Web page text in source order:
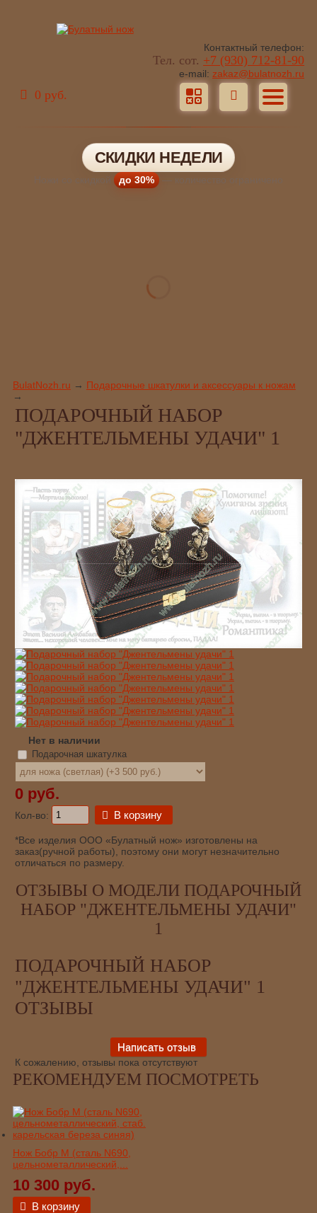
Контактный телефон:
Тел. сот. +7 (930) 712-81-90
e-mail: zakaz@bulatnozh.ru
0 руб.
СКИДКИ НЕДЕЛИ
Ножи со скидкой до 30% — количество ограничено
BulatNozh.ru → Подарочные шкатулки и аксессуары к ножам
→
ПОДАРОЧНЫЙ НАБОР
"ДЖЕНТЕЛЬМЕНЫ УДАЧИ" 1
Нет в наличии
Подарочная шкатулка
0 руб.
Кол-во: В корзину
*Все изделия ООО «Булатный нож» изготовлены на
заказ(ручной работы), поэтому они могут незначительно
отличаться по размеру.
ОТЗЫВЫ О МОДЕЛИ ПОДАРОЧНЫЙ
НАБОР "ДЖЕНТЕЛЬМЕНЫ УДАЧИ"
1
ПОДАРОЧНЫЙ НАБОР
"ДЖЕНТЕЛЬМЕНЫ УДАЧИ" 1
ОТЗЫВЫ
К сожалению, отзывы пока отсутствуют
РЕКОМЕНДУЕМ ПОСМОТРЕТЬ
Нож Бобр М (сталь N690,
цельнометаллический,...
10 300 руб.
В корзину